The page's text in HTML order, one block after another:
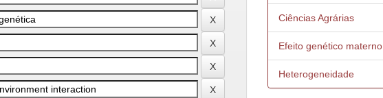
Ciências Agrárias
Efeito genético materno
Heterogeneidade